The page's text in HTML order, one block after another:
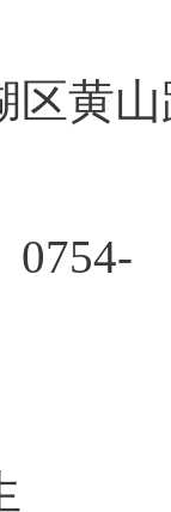
黄山
0754-